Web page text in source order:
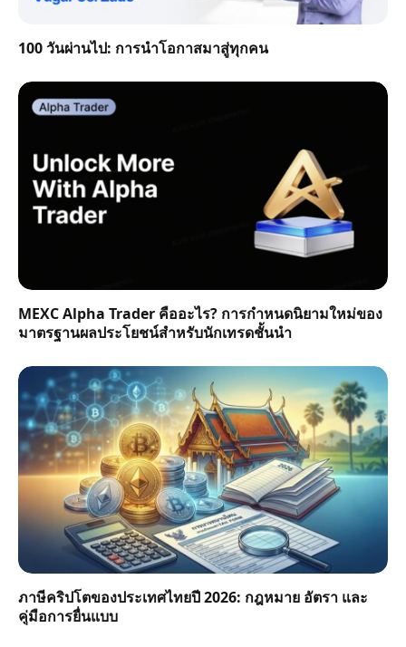
100 วันผ่านไป: การนำโอกาสมาสู่ทุกคน
MEXC Alpha Trader คืออะไร? การกำหนดนิยามใหม่ของ
มาตรฐานผลประโยชน์สำหรับนักเทรดชั้นนำ
ภาษีคริปโตของประเทศไทยปี 2026: กฎหมาย อัตรา และ
คู่มือการยื่นแบบ